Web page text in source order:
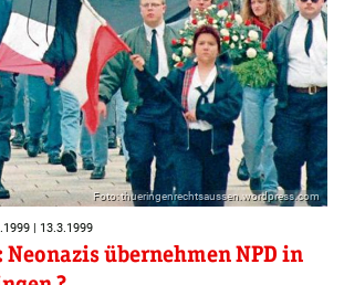
Foto: thueringenrechtsaussen.wordpress.com
| 13.3.1999
Neonazis übernehmen NPD in